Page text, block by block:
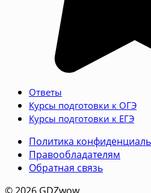
Ответы
Курсы подготовки к ОГЭ
Курсы подготовки к ЕГЭ
Политика
Правообладателям
Обратная связь